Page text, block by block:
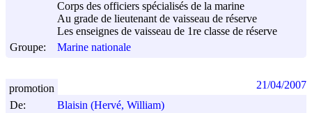
Corps des officiers spécialisés de la marine
Au grade de lieutenant de vaisseau de réserve
Les enseignes de vaisseau de 1re classe de réserve
Groupe:
Marine nationale
De:
Blaisin (Hervé, William)
promotion 21/04/2007